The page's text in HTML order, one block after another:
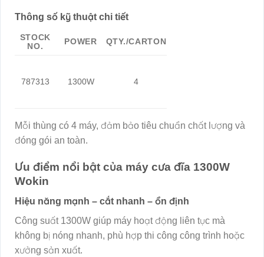
Thông số kỹ thuật chi tiết
STOCK
NO.
POWER QTY./CARTON
787313 1300W 4
Mỗi thùng có 4 máy, đảm bảo tiêu chuẩn chất lượng và
đóng gói an toàn.
Ưu điểm nổi bật của máy cưa đĩa 1300W
Wokin
Hiệu năng mạnh – cắt nhanh – ổn định
Công suất 1300W giúp máy hoạt động liên tục mà
không bị nóng nhanh, phù hợp thi công công trình hoặc
xưởng sản xuất.